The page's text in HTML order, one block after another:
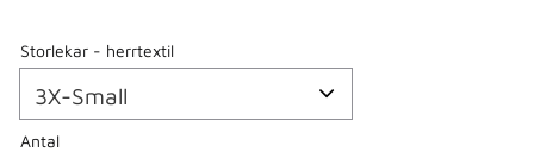
Storlekar - herrtextil
Antal